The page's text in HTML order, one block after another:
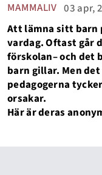
MAMMALIV 03 apr,
Att lämna sitt barn
vardag. Oftast går
förskolan– och det
barn gillar. Men
pedagogerna
orsakar.
Här är deras